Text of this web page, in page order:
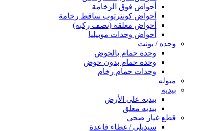
أحواض فوق الرخامة
أحواض كونترتوب ساقط رخامة
أحواض معلقة (نصف ركبة)
أحواض وحدات موبيليا
وحده / يونت
وحدة حمام بالحوض
وحدة حمام بدون حوض
وحدات حمام رخام
مبوله
بيديه
بيديه على الأرض
بيديه معلق
قطع غيار صحي
سيديلى / غطاء قاعدة